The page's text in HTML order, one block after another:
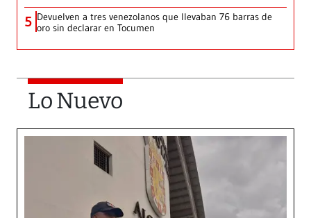
5 Devuelven a tres venezolanos que llevaban 76 barras de
oro sin declarar en Tocumen
Lo Nuevo